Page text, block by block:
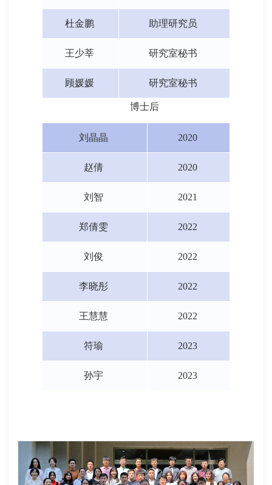
杜金鹏 助理研究员
王少莘 研究室秘书
顾媛媛 研究室秘书
博士后
刘晶晶 2020
赵倩 2020
刘智 2021
郑倩雯 2022
刘俊 2022
李晓彤 2022
王慧慧 2022
符瑜 2023
孙宇 2023